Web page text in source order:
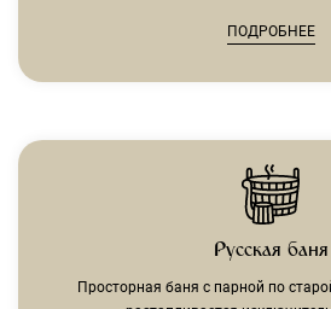
ПОДРОБНЕЕ
Русская баня
Просторная баня с парной по